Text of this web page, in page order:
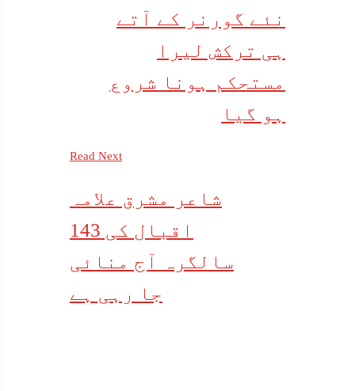
نئے گورنر کے آتے
ہی ترکش لیرا
مستحکم ہونا شروع
ہو گیا
Read Next
شاعر مشرق علامہ
اقبال کی 143
سالگرہ آج منائی
جا رہی ہے